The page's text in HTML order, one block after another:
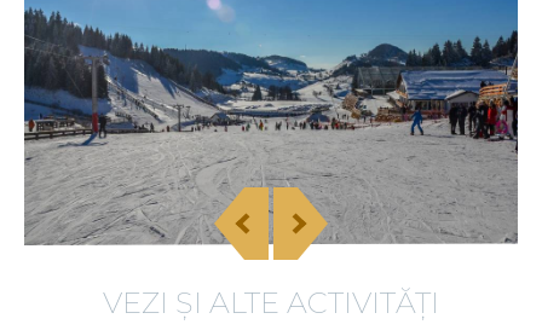
VEZI ȘI ALTE ACTIVITĂȚI